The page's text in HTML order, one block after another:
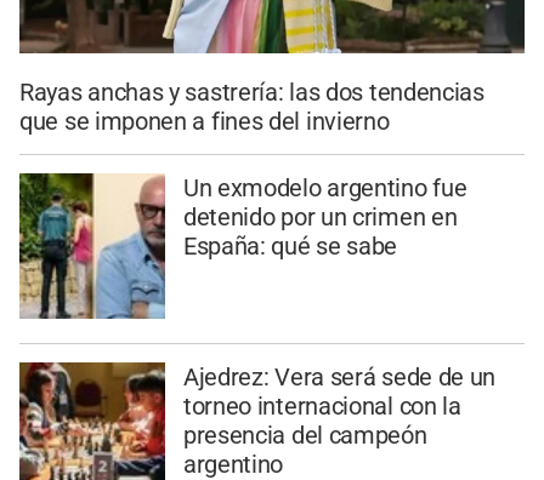
Rayas anchas y sastrería: las dos tendencias
que se imponen a fines del invierno
Un exmodelo argentino fue
detenido por un crimen en
España: qué se sabe
Ajedrez: Vera será sede de un
torneo internacional con la
presencia del campeón
argentino